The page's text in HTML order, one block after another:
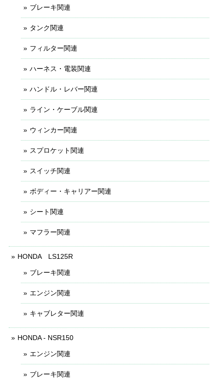
ブレーキ関連
タンク関連
フィルター関連
ハーネス・電装関連
ハンドル・レバー関連
ライン・ケーブル関連
ウィンカー関連
スプロケット関連
スイッチ関連
ボディー・キャリアー関連
シート関連
マフラー関連
HONDA LS125R
ブレーキ関連
エンジン関連
キャブレター関連
HONDA - NSR150
エンジン関連
ブレーキ関連